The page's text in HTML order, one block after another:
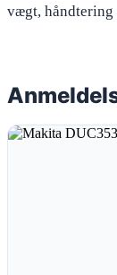
vægt, håndtering